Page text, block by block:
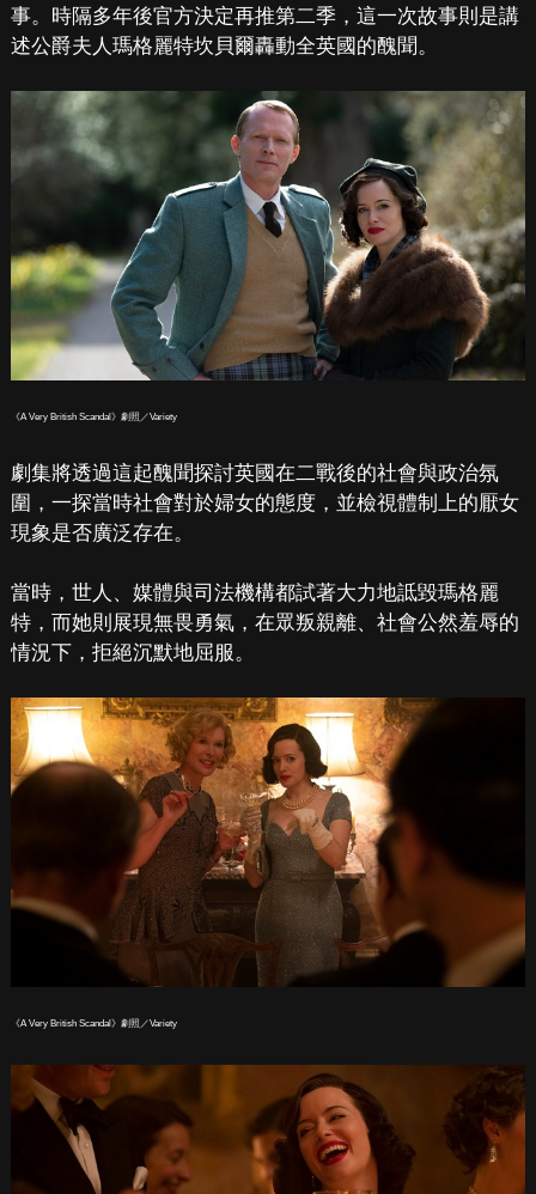
事。時隔多年後官方決定再推第二季，這一次故事則是講
述公爵夫人瑪格麗特坎貝爾轟動全英國的醜聞。
《A Very British Scandal》劇照／Variety
劇集將透過這起醜聞探討英國在二戰後的社會與政治氛
圍，一探當時社會對於婦女的態度，並檢視體制上的厭女
現象是否廣泛存在。
當時，世人、媒體與司法機構都試著大力地詆毀瑪格麗
特，而她則展現無畏勇氣，在眾叛親離、社會公然羞辱的
情況下，拒絕沉默地屈服。
《A Very British Scandal》劇照／Variety